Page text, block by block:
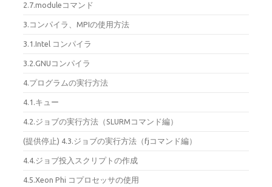
2.7.moduleコマンド
3.コンパイラ、MPIの使用方法
3.1.Intel コンパイラ
3.2.GNUコンパイラ
4.プログラムの実行方法
4.1.キュー
4.2.ジョブの実行方法（SLURMコマンド編）
(提供停止) 4.3.ジョブの実行方法（fjコマンド編）
4.4.ジョブ投入スクリプトの作成
4.5.Xeon Phi コプロセッサの使用